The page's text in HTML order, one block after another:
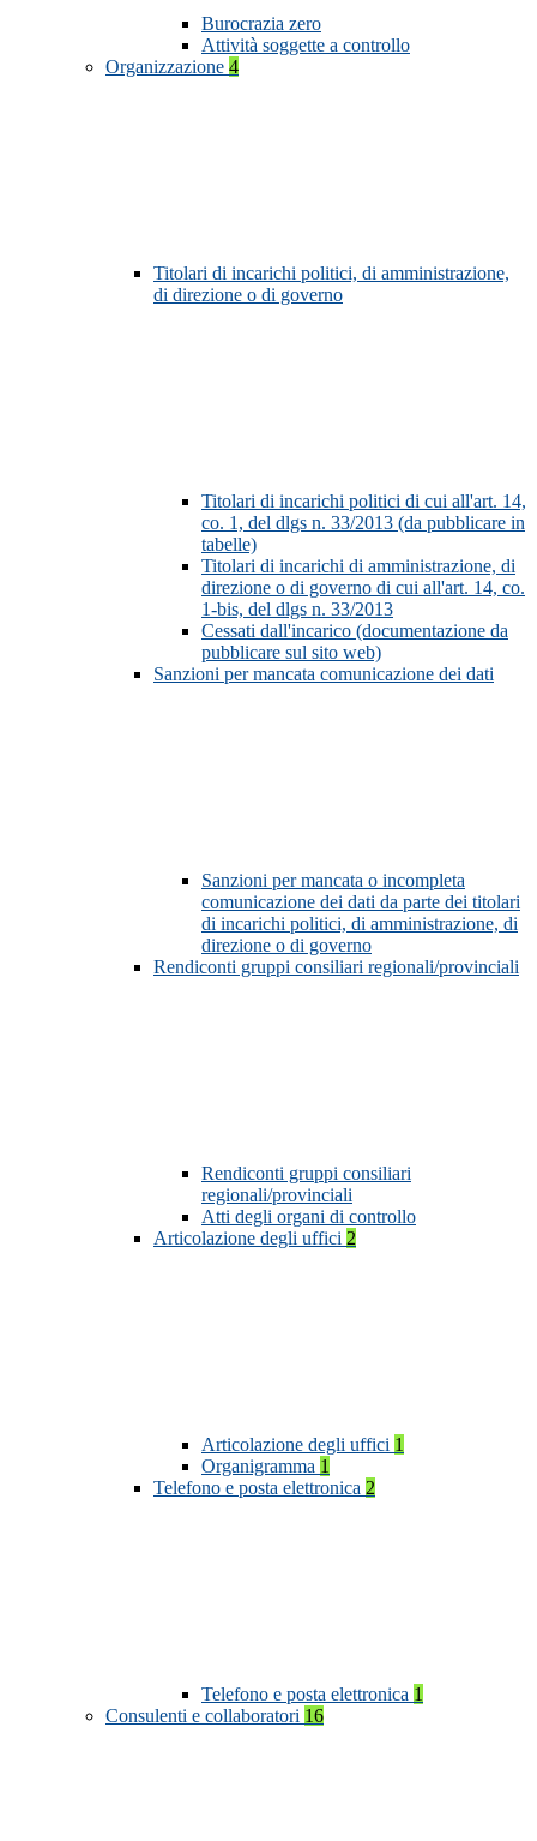
Burocrazia zero
Attività soggette a controllo
Organizzazione 4
Titolari di incarichi politici, di amministrazione,
di direzione o di governo
Titolari di incarichi politici di cui all'art. 14,
co. 1, del dlgs n. 33/2013 (da pubblicare in
tabelle)
Titolari di incarichi di amministrazione, di
direzione o di governo di cui all'art. 14, co.
1-bis, del dlgs n. 33/2013
Cessati dall'incarico (documentazione da
pubblicare sul sito web)
Sanzioni per mancata comunicazione dei dati
Sanzioni per mancata o incompleta
comunicazione dei dati da parte dei titolari
di incarichi politici, di amministrazione, di
direzione o di governo
Rendiconti gruppi consiliari regionali/provinciali
Rendiconti gruppi consiliari
regionali/provinciali
Atti degli organi di controllo
Articolazione degli uffici 2
Articolazione degli uffici 1
Organigramma 1
Telefono e posta elettronica 2
Telefono e posta elettronica 1
Consulenti e collaboratori 16